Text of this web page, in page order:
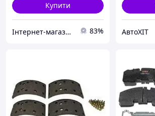
Купити
Інтернет-магазин Форсаж TIR запчастин, ФОРСАЖ TIR SERVICE&SHOP 83% АвтоХІТ